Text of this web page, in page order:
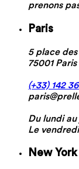
prenons
Paris
5 place
75001 Paris
(+33) 142
Du lundi au
Le
New York